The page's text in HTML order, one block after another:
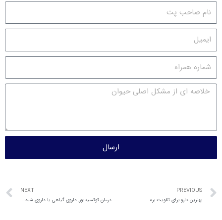
ارسال
PREVIOUS
بهترین دارو برای تقویت بره
NEXT
درمان کوکسیدیوز; داروی گیاهی یا داروی شیمیایی